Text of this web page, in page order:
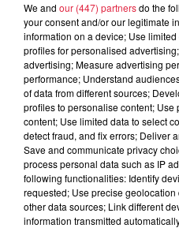
We and our (447) partnersdo the
your consent and/or our legitimate
information on a device; Use
profiles for personalised
advertising; Measure advertising
performance; Understand
of data from different sources;
profiles to personalise content;
content; Use limited data to select
detect fraud, and fix errors; Deliver
Save and communicate privacy
process personal data such as IP
following functionalities: Identify
requested; Use precise
other data sources; Link different
information transmitted